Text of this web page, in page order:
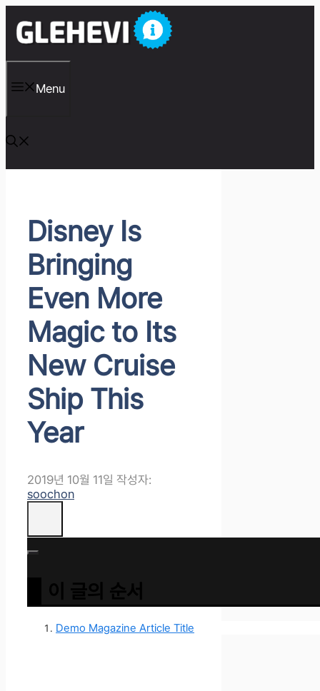
너
기
Menu
Disney Is
Bringing
Even More
Magic to Its
New Cruise
Ship This
Year
2019년 10월 11일 작성자:
soochon
Demo Magazine Article Title